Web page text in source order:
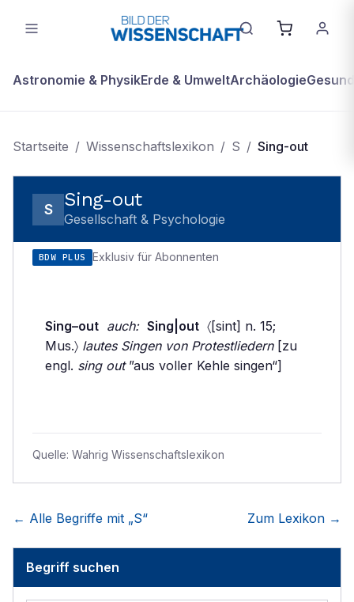
Astronomie & PhysikErde & UmweltArchäologie
Startseite / Wissenschaftslexikon / S / Sing-out
S Sing-out
Gesellschaft & Psychologie
BDW PLUS Exklusiv für Abonnenten
Sing–out auch: Sing|out 〈[sint] n. 15;
Mus.〉 lautes Singen von Protestliedern[zu
engl. sing out”aus voller Kehle singen“]
Quelle: Wahrig Wissenschaftslexikon
← Alle Begriffe mit „S“ Zum Lexikon →
Begriff suchen